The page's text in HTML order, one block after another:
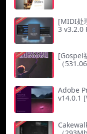
[MIDI处
3 v3.2.0
[Gospel
（
Adobe
v14.0.1